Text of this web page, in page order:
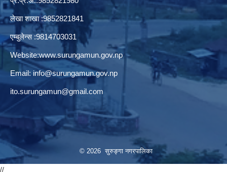
लेखा शाखा :9852821841
एम्बुलेन्स :9814703031
Website:www.surungamun.gov.np
Email: info@surungamun.gov.np
ito.surungamun@gmail.com
© 2026 सुरुङ्‍गा नगरपालिका
//